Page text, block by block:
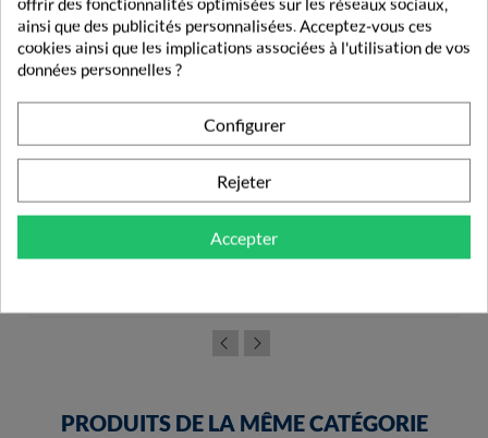
Bronchokod Carbocistéine 5% Toux Grasse 250ml
2,98 €
PRODUITS DE LA MÊME CATÉGORIE
ainsi que des publicités personnalisées. Acceptez-vous ces
cookies ainsi que les implications associées à l'utilisation de vos
données personnelles ?
Configurer
Rejeter
Accepter